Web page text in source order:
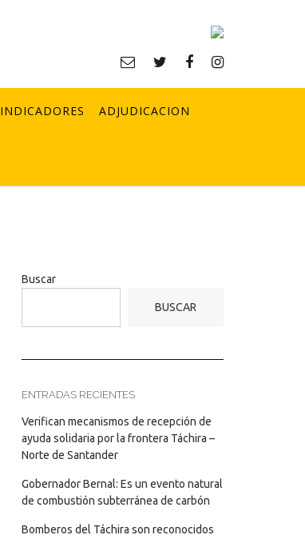
INDICADORES ADJUDICACION
Buscar
BUSCAR
ENTRADAS RECIENTES
Verifican mecanismos de recepción de
ayuda solidaria por la frontera Táchira –
Norte de Santander
Gobernador Bernal: Es un evento natural
de combustión subterránea de carbón
Bomberos del Táchira son reconocidos